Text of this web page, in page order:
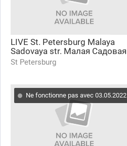
LIVE St. Petersburg Malaya
Sadovaya str. Малая Садовая
улица и фонтан Санкт-
Петербург онлайн
St Petersburg
Ne fonctionne pas avec 03.05.2022